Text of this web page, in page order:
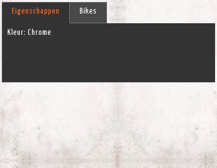
Eigenschappen Bikes
Kleur: Chrome